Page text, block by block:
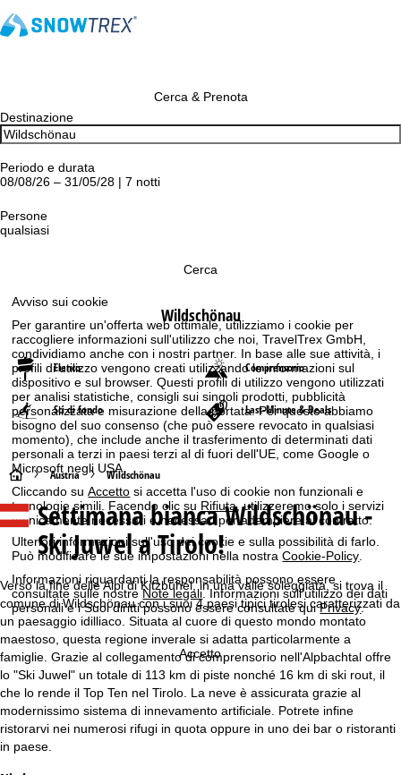
Avviso sui cookie
Per garantire un'offerta web ottimale, utilizziamo i cookie per
raccogliere informazioni sull'utilizzo che noi, TravelTrex GmbH,
condividiamo anche con i nostri partner. In base alle sue attività, i
profili di utilizzo vengono creati utilizzando le informazioni sul
dispositivo e sul browser. Questi profili di utilizzo vengono utilizzati
per analisi statistiche, consigli sui singoli prodotti, pubblicità
personalizzata e misurazione della portata. Per questo abbiamo
bisogno del suo consenso (che può essere revocato in qualsiasi
momento), che include anche il trasferimento di determinati dati
personali a terzi in paesi terzi al di fuori dell'UE, come Google o
Microsoft negli USA.
Cliccando suAccetto si accetta l'uso di cookie non funzionali e
tecnologie simili. Facendo clic su Rifiuta, utilizzeremo solo i servizi
tecnicamente necessari e necessari per adempiere al contratto.
Ulteriori informazioni sull'uso dei cookie e sulla possibilità di farlo.
Può modificare le sue impostazioni nella nostraCookie-Policy
Informazioni riguardanti la responsabilità possono essere
consultate sulle nostreNote legali. Informazioni sull'utilizzo dei dati
personali e i Suoi diritti possono essere consultate quiPrivacy.
Accetto
Cerca & Prenota
Destinazione
Periodo e durata
08/08/26 – 31/05/28 | 7 notti
Persone
qualsiasi
Cerca
Wildschönau
Elenco Comprensorio
Sci di fondo Last-Minute & Deals
H
o
m
e
p
a
g
e
Austria Wildschönau
Settimana bianca Wildschönau -
Ski Juwel a Tirolo!
Verso la fine delle Alpi di Kitzbühel, in una valle soleggiata, si trova il
comune di Wildschönau con i suoi 4 paesi tipici tirolesi caratterizzati da
un paesaggio idilliaco. Situata al cuore di questo mondo montato
maestoso, questa regione inverale si adatta particolarmente a
famiglie. Grazie al collegamento di comprensorio nell'Alpbachtal offre
lo "Ski Juwel" un totale di 113 km di piste nonché 16 km di ski rout, il
che lo rende il Top Ten nel Tirolo. La neve è assicurata grazie al
modernissimo sistema di innevamento artificiale. Potrete infine
ristorarvi nei numerosi rifugi in quota oppure in uno dei bar o ristoranti
in paese.